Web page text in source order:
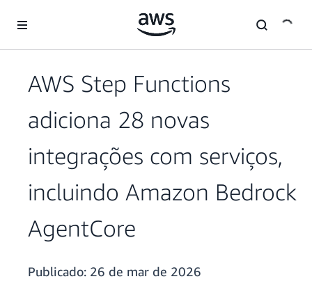
Pular para o conteúdo principal
AWS Step Functions
adiciona 28 novas
integrações com serviços,
incluindo Amazon Bedrock
AgentCore
Publicado: 26 de mar de 2026